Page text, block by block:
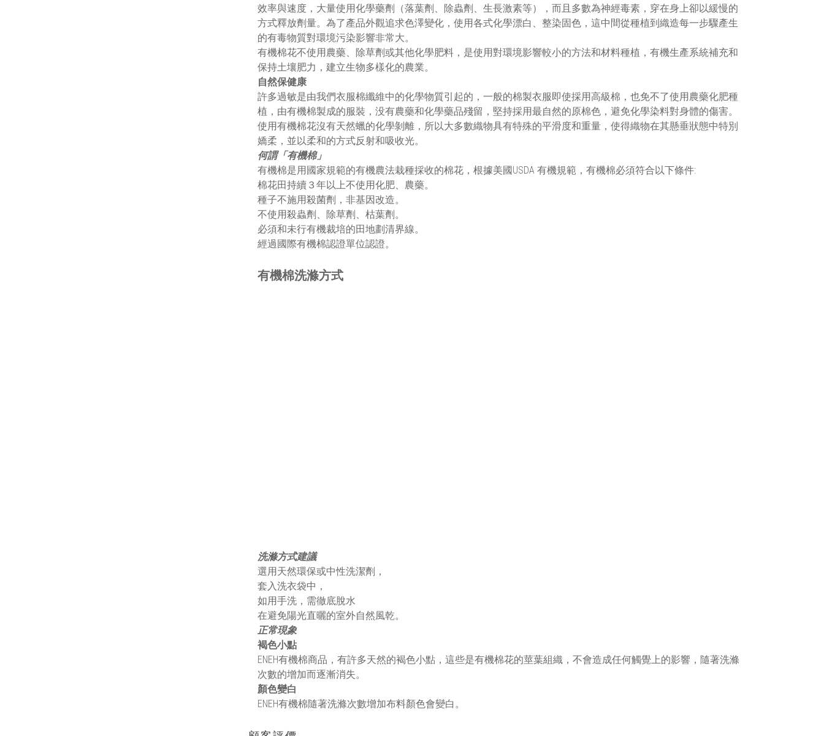
效率與速度，大量使用化學藥劑（落葉劑、除蟲劑、生長激素等），而且多數為神經毒素，穿在身上卻以緩慢的
方式釋放劑量。為了產品外觀追求色澤變化，使用各式化學漂白、整染固色，這中間從種植到織造每一步驟產生
的有毒物質對環境污染影響非常大。
有機棉花不使用農藥、除草劑或其他化學肥料，是使用對環境影響較小的方法和材料種植，有機生產系統補充和
保持土壤肥力，建立生物多樣化的農業。
自然保健康
許多過敏是由我們衣服棉纖維中的化學物質引起的，一般的棉製衣服即使採用高級棉，也免不了使用農藥化肥種
植，由有機棉製成的服裝，没有農藥和化學藥品殘留，堅持採用最自然的原棉色，避免化學染料對身體的傷害。
使用有機棉花沒有天然蠟的化學剝離，所以大多數織物具有特殊的平滑度和重量，使得織物在其懸垂狀態中特別
嬌柔，並以柔和的方式反射和吸收光。
何謂「有機棉」
有機棉是用國家規範的有機農法栽種採收的棉花，根據美國USDA 有機規範，有機棉必須符合以下條件:
棉花田持續３年以上不使用化肥、農藥。
種子不施用殺菌劑，非基因改造。
不使用殺蟲劑、除草劑、枯葉劑。
必須和未行有機裁培的田地劃清界線。
經過國際有機棉認證單位認證。
有機棉洗滌方式
洗滌方式建議
選用天然環保或中性洗潔劑，
套入洗衣袋中，
如用手洗，需徹底脫水
在避免陽光直曬的室外自然風乾。
正常現象
褐色小點
ENEH有機棉商品，有許多天然的褐色小點，這些是有機棉花的莖葉組織，不會造成任何觸覺上的影響，隨著洗滌
次數的增加而逐漸消失。
顏色變白
ENEH有機棉隨著洗滌次數增加布料顏色會變白。